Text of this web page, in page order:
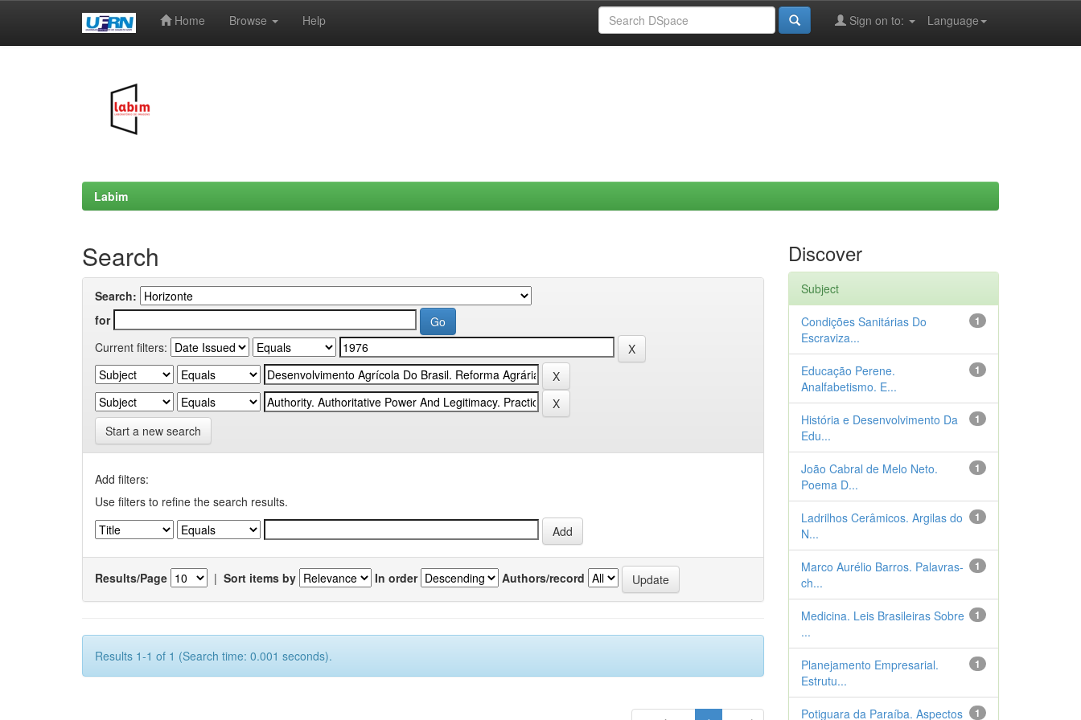
Home Browse Help Language
Sign on to:
Labim
Search
Search:
for
Current filters:
Start a new search
Add filters:
Use filters to refine the search results.
Results/Page | Sort items by In order Authors/record
Results 1-1 of 1 (Search time: 0.001 seconds).
Discover
Subject
1
Condições Sanitárias Do
Escraviza...
1
Educação Perene.
Analfabetismo. E...
1
História e Desenvolvimento Da
Edu...
1
João Cabral de Melo Neto.
Poema D...
1
Ladrilhos Cerâmicos. Argilas do
N...
1
Marco Aurélio Barros. Palavras-
ch...
1
Medicina. Leis Brasileiras Sobre
...
1
Planejamento Empresarial.
Estrutu...
1
Potiguara da Paraíba. Aspectos